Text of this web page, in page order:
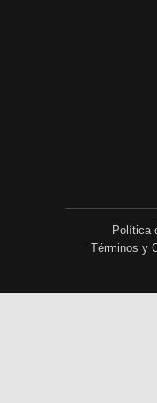
Política
Términos y